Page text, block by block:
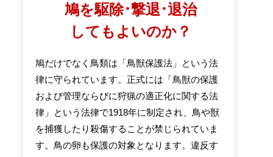
鳩を駆除･撃退･退治
してもよいのか？
鳩だけでなく鳥類は「鳥獣保護法」という法
律に守られています。正式には「鳥獣の保護
および管理ならびに狩猟の適正化に関する法
律」という法律で1918年に制定され、鳥や獣
を捕獲したり殺傷することが禁じられていま
す。鳥の卵も保護の対象となります。違反す